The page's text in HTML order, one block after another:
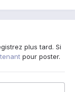
plus tard. Si
pour poster.